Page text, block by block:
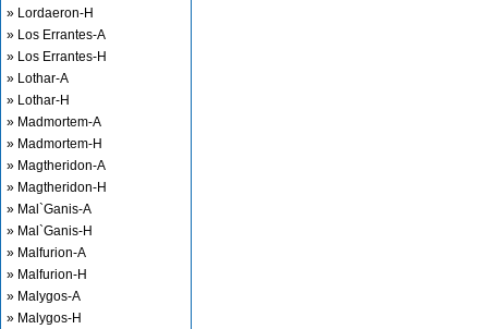
» Lordaeron-H
» Los Errantes-A
» Los Errantes-H
» Lothar-A
» Lothar-H
» Madmortem-A
» Madmortem-H
» Magtheridon-A
» Magtheridon-H
» Mal`Ganis-A
» Mal`Ganis-H
» Malfurion-A
» Malfurion-H
» Malygos-A
» Malygos-H